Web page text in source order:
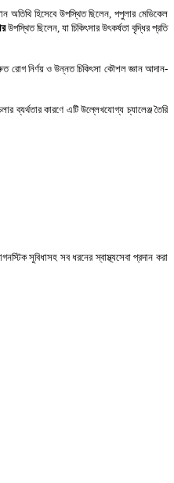
অতিথি হিসেবে উপস্থিত ছিলেন, পপুলার মেডিকেল
উপস্থিত ছিলেন, যা চিকিৎসার উৎকর্ষতা বৃদ্ধির প্রতি
রোগ নির্ণয় ও উন্নত চিকিৎসা কৌশল জ্ঞান আদান-
ব্যর্থতার কারণে এটি উল্লেখযোগ্য চ্যালেঞ্জ তৈরি
সুবিধাসহ সব ধরনের স্বাস্থ্যসেবা প্রদান করা